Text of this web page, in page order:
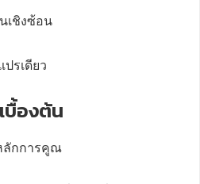
เชิงซ้อน
รเดียว
บื้องต้น
ลักการคูณ